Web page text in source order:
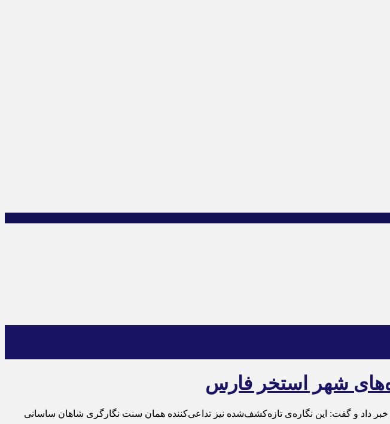
شهر استخر فارس
و گفت: این نگاره‌ی تازه‌کشف‌شده نیز تداعی‌کننده‌ همان سنت نگارگری شاهان ساسانی